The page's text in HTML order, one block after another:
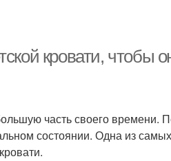
кровати, чтобы
часть своего времени.
состоянии. Одна из